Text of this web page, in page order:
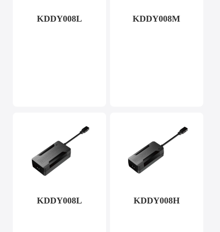
KDDY008L KDDY008M
KDDY008L KDDY008H